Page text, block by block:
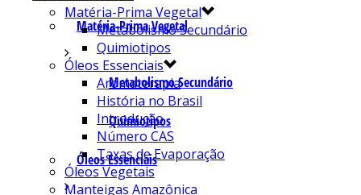
Matéria-Prima Vegetal
Metabolismo Secundário
Quimiotipos
Óleos Essenciais
Matéria-Prima Vegetal
Metabolismo Secundário
Quimiotipos
Óleos Essenciais
Aromaterapia
História no Brasil
Introdução
Número CAS
Taxas de Evaporação
Óleos Vegetais
Manteigas Amazônica